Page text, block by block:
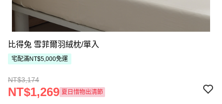
比得兔 雪菲爾羽絨枕/單入
宅配滿NT$5,000免運
NT$3,174
NT$1,269 夏日惜物出清節